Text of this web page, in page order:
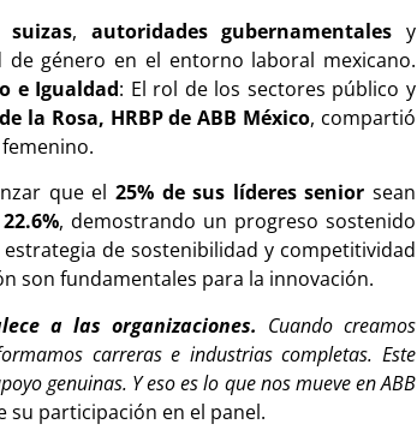
suizas, autoridades gubernamentales y
género en el entorno laboral mexicano.
e Igualdad: El rol de los sectores público y
la Rosa, HRBP de ABB México, compartió
que el 25% de sus líderes senior sean
, demostrando un progreso sostenido
de sostenibilidad y competitividad
son fundamentales para la innovación.
a las organizaciones. Cuando creamos
carreras e industrias completas. Este
genuinas. Y eso es lo que nos mueve en ABB
su participación en el panel.